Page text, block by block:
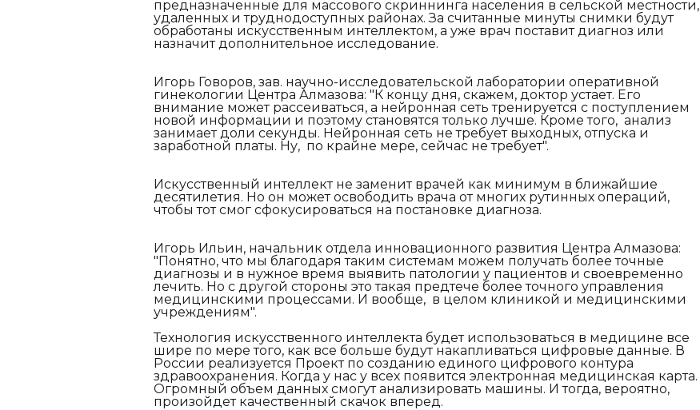
предназначенные для массового скриннинга населения в сельской местности,
удаленных и труднодоступных районах. За считанные минуты снимки будут
обработаны искусственным интеллектом, а уже врач поставит диагноз или
назначит дополнительное исследование.
Игорь Говоров, зав. научно-исследовательской лаборатории оперативной
гинекологии Центра Алмазова: "К концу дня, скажем, доктор устает. Его
внимание может рассеиваться, а нейронная сеть тренируется с поступлением
новой информации и поэтому становятся только лучше. Кроме того, анализ
занимает доли секунды. Нейронная сеть не требует выходных, отпуска и
заработной платы. Ну, по крайне мере, сейчас не требует".
Искусственный интеллект не заменит врачей как минимум в ближайшие
десятилетия. Но он может освободить врача от многих рутинных операций,
чтобы тот смог сфокусироваться на постановке диагноза.
Игорь Ильин, начальник отдела инновационного развития Центра Алмазова:
"Понятно, что мы благодаря таким системам можем получать более точные
диагнозы и в нужное время выявить патологии у пациентов и своевременно
лечить. Но с другой стороны это такая предтече более точного управления
медицинскими процессами. И вообще, в целом клиникой и медицинскими
учреждениям".
Технология искусственного интеллекта будет использоваться в медицине все
шире по мере того, как все больше будут накапливаться цифровые данные. В
России реализуется Проект по созданию единого цифрового контура
здравоохранения. Когда у нас у всех появится электронная медицинская карта.
Огромный объем данных смогут анализировать машины. И тогда, вероятно,
произойдет качественный скачок вперед.